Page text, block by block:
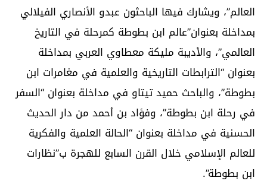
العالم”، ويشارك فيها الباحثون عبدو الأنصاري الفيلالي
بمداخلة بعنوان”عالم ابن بطوطة كمرحلة في التاريخ
العالمي”، والأديبة مليكة معطاوي العربي بمداخلة
بعنوان “الترابطات التاريخية والعلمية في مغامرات ابن
بطوطة”، والباحث حميد تيتاو في مداخلة بعنوان “السفر
في رحلة ابن بطوطة”، وفؤاد بن أحمد من دار الحديث
الحسنية في مداخلة بعنوان “الحالة العلمية والفكرية
للعالم الإسلامي خلال القرن السابع للهجرة ب”نظارات
ابن بطوطة”.